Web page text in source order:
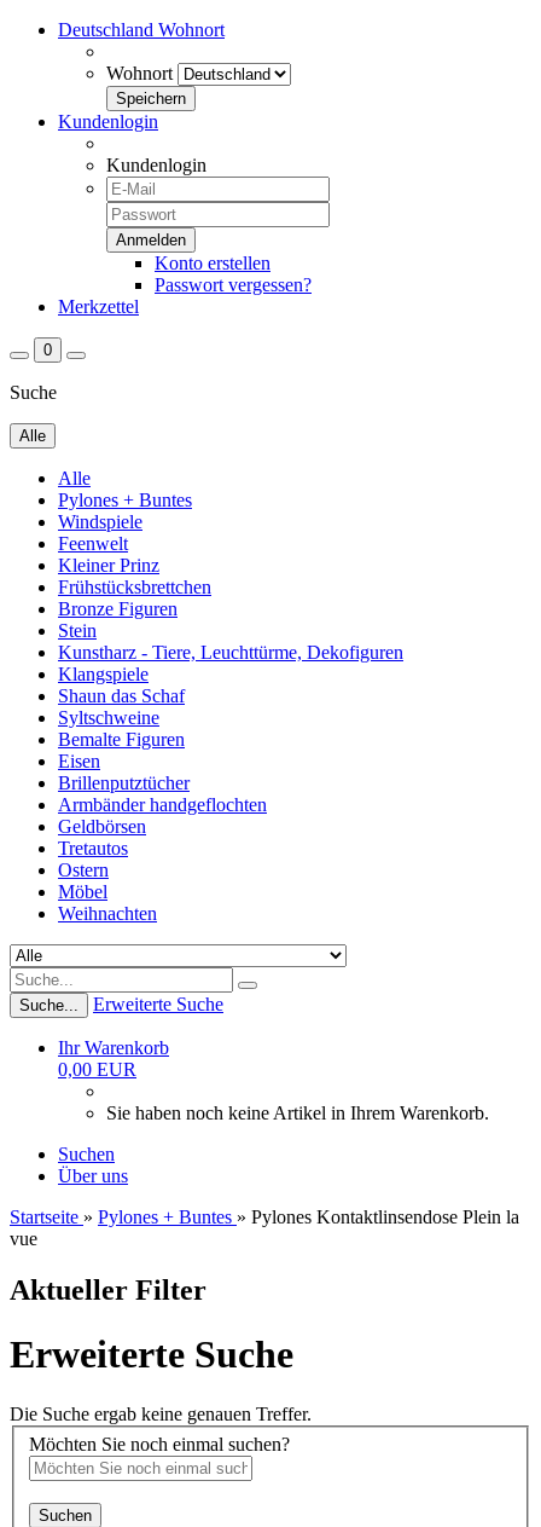
Deutschland Wohnort
Wohnort
Kundenlogin
Kundenlogin
Konto erstellen
Passwort vergessen?
Merkzettel
0
Suche
Alle
Alle
Pylones + Buntes
Windspiele
Feenwelt
Kleiner Prinz
Frühstücksbrettchen
Bronze Figuren
Stein
Kunstharz - Tiere, Leuchttürme, Dekofiguren
Klangspiele
Shaun das Schaf
Syltschweine
Bemalte Figuren
Eisen
Brillenputztücher
Armbänder handgeflochten
Geldbörsen
Tretautos
Ostern
Möbel
Weihnachten
Suche... Erweiterte Suche
Ihr Warenkorb
0,00 EUR
Sie haben noch keine Artikel in Ihrem Warenkorb.
Suchen
Über uns
Startseite » Pylones + Buntes » Pylones Kontaktlinsendose Plein la
vue
Aktueller Filter
Erweiterte Suche
Die Suche ergab keine genauen Treffer.
Möchten Sie noch einmal suchen?
Suchen